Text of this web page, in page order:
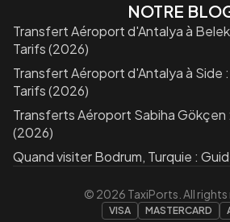
NOTRE
Transfert Aéroport d'Antalya à
Tarifs (2026)
Transfert Aéroport d'Antalya à Side
Tarifs (2026)
Transferts Aéroport Sabiha Gökçen
(2026)
Quand visiter Bodrum, Turquie :
© 2026 TaxiPorts. All rights
VISA MASTERCARD